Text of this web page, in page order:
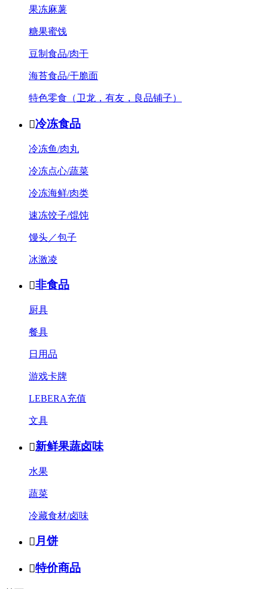
果冻麻薯
糖果蜜饯
豆制食品/肉干
海苔食品/干脆面
特色零食（卫龙，有友，良品铺子）
冷冻食品
冷冻鱼/肉丸
冷冻点心/蔬菜
冷冻海鲜/肉类
速冻饺子/馄饨
馒头／包子
冰激凌
非食品
厨具
餐具
日用品
游戏卡牌
LEBERA充值
文具
新鲜果蔬卤味
水果
蔬菜
冷藏食材/卤味
月饼
特价商品